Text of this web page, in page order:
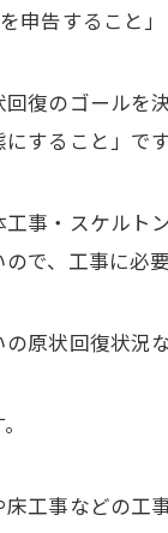
申告すること
復のゴールを決
すること」で
事・スケルト
で、工事に必
原状回復状況
工事などの工